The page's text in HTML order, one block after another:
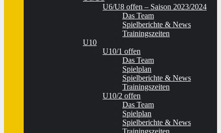
U6/U8 offen – Saison 2023/2024
Das Team
Spielberichte & News
Trainingszeiten
U10
U10/1 offen
Das Team
Spielplan
Spielberichte & News
Trainingszeiten
U10/2 offen
Das Team
Spielplan
Spielberichte & News
Trainingszeiten